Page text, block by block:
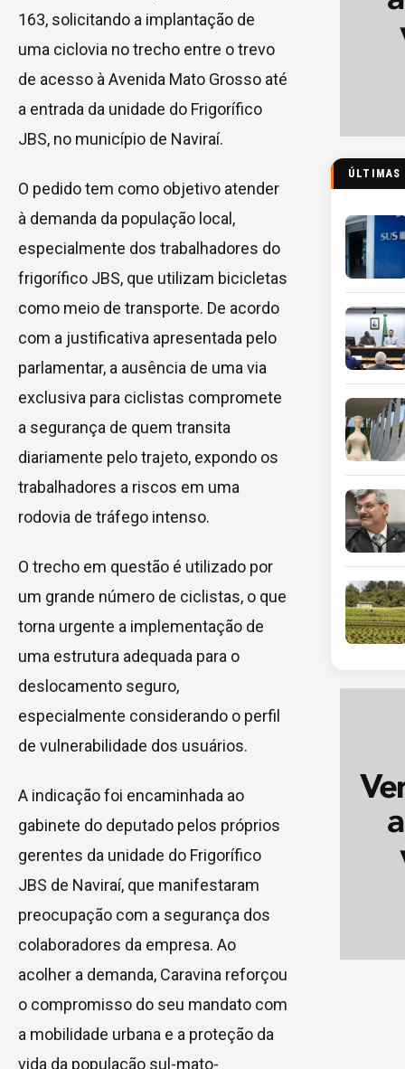
163, solicitando a implantação de
uma ciclovia no trecho entre o trevo
de acesso à Avenida Mato Grosso até
a entrada da unidade do Frigorífico
JBS, no município de Naviraí.
O pedido tem como objetivo atender
à demanda da população local,
especialmente dos trabalhadores do
frigorífico JBS, que utilizam bicicletas
como meio de transporte. De acordo
com a justificativa apresentada pelo
parlamentar, a ausência de uma via
exclusiva para ciclistas compromete
a segurança de quem transita
diariamente pelo trajeto, expondo os
trabalhadores a riscos em uma
rodovia de tráfego intenso.
O trecho em questão é utilizado por
um grande número de ciclistas, o que
torna urgente a implementação de
uma estrutura adequada para o
deslocamento seguro,
especialmente considerando o perfil
de vulnerabilidade dos usuários.
A indicação foi encaminhada ao
gabinete do deputado pelos próprios
gerentes da unidade do Frigorífico
JBS de Naviraí, que manifestaram
preocupação com a segurança dos
colaboradores da empresa. Ao
acolher a demanda, Caravina reforçou
o compromisso do seu mandato com
a mobilidade urbana e a proteção da
vida da população sul-mato-